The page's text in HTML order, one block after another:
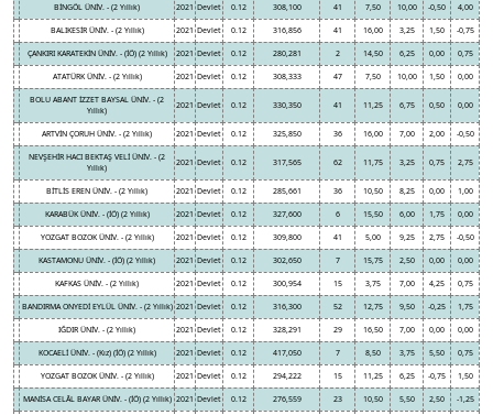
BİNGÖL ÜNİV. - (2 Yıllık) 2021 Devlet 0.12 308,100 41 7,50 10,00 -0,50 4,00
BALIKESİR ÜNİV. - (2 Yıllık) 2021 Devlet 0.12 316,856 41 16,00 3,25 1,50 -0,75
ÇANKIRI KARATEKİN ÜNİV. - (İÖ) (2 Yıllık) 2021 Devlet 0.12 280,281 2 14,50 6,25 0,00 0,75
ATATÜRK ÜNİV. - (2 Yıllık) 2021 Devlet 0.12 308,333 47 7,50 10,00 1,50 0,00
BOLU ABANT İZZET BAYSAL ÜNİV. - (2
Yıllık)
2021 Devlet 0.12 330,350 41 11,25 6,75 0,50 0,00
ARTVİN ÇORUH ÜNİV. - (2 Yıllık) 2021 Devlet 0.12 325,850 36 16,00 7,00 2,00 -0,50
NEVŞEHİR HACI BEKTAŞ VELİ ÜNİV. - (2
Yıllık)
2021 Devlet 0.12 317,565 62 11,75 3,25 0,75 2,75
BİTLİS EREN ÜNİV. - (2 Yıllık) 2021 Devlet 0.12 285,661 36 10,50 8,25 0,00 1,00
KARABÜK ÜNİV. - (İÖ) (2 Yıllık) 2021 Devlet 0.12 327,600 6 15,50 6,00 1,75 0,00
YOZGAT BOZOK ÜNİV. - (2 Yıllık) 2021 Devlet 0.12 309,800 41 5,00 9,25 2,75 -0,50
KASTAMONU ÜNİV. - (İÖ) (2 Yıllık) 2021 Devlet 0.12 302,650 7 15,75 2,50 0,00 0,00
KAFKAS ÜNİV. - (2 Yıllık) 2021 Devlet 0.12 300,954 15 3,75 7,00 4,25 0,75
BANDIRMA ONYEDİ EYLÜL ÜNİV. - (2 Yıllık) 2021 Devlet 0.12 316,300 52 12,75 9,50 -0,25 1,75
IĞDIR ÜNİV. - (2 Yıllık) 2021 Devlet 0.12 328,291 29 16,50 7,00 0,00 0,00
KOCAELİ ÜNİV. - (Kız) (İÖ) (2 Yıllık) 2021 Devlet 0.12 417,050 7 8,50 3,75 5,50 0,75
YOZGAT BOZOK ÜNİV. - (2 Yıllık) 2021 Devlet 0.12 294,222 15 11,25 6,25 -0,75 1,50
MANİSA CELÂL BAYAR ÜNİV. - (İÖ) (2 Yıllık) 2021 Devlet 0.12 276,559 23 10,50 5,50 2,50 -1,25